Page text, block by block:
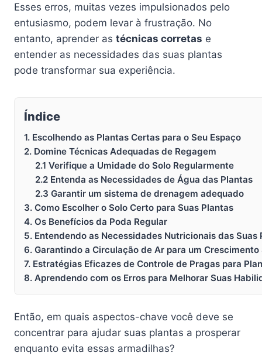
Esses erros, muitas vezes impulsionados pelo
entusiasmo, podem levar à frustração. No
entanto, aprender as técnicas corretas e
entender as necessidades das suas plantas
pode transformar sua experiência.
Índice
1. Escolhendo as Plantas Certas para o Seu Espaço
2. Domine Técnicas Adequadas de Regagem
2.1 Verifique a Umidade do Solo Regularmente
2.2 Entenda as Necessidades de Água das Plantas
2.3 Garantir um sistema de drenagem adequado
3. Como Escolher o Solo Certo para Suas Plantas
4. Os Benefícios da Poda Regular
5. Entendendo as Necessidades Nutricionais das Suas
6. Garantindo a Circulação de Ar para um Crescimento
7. Estratégias Eficazes de Controle de Pragas para
8. Aprendendo com os Erros para Melhorar Suas
Então, em quais aspectos-chave você deve se
concentrar para ajudar suas plantas a prosperar
enquanto evita essas armadilhas?